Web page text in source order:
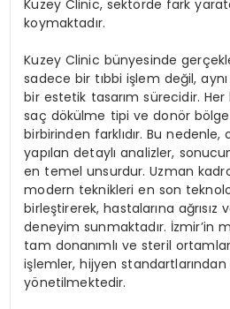
Kuzey Clinic, sektörde fark
koymaktadır.
Kuzey Clinic bünyesinde
sadece bir tıbbi işlem değil,
bir estetik tasarım sürecidir. Her
saç dökülme tipi ve donör
birbirinden farklıdır. Bu
yapılan detaylı analizler,
en temel unsurdur. Uzman
modern teknikleri en son
birleştirerek, hastalarına ağrısız
deneyim sunmaktadır. İzmir’in
tam donanımlı ve steril
işlemler, hijyen
yönetilmektedir.